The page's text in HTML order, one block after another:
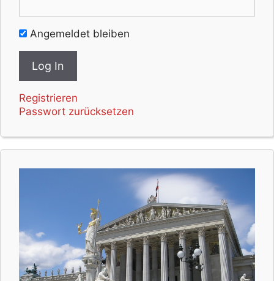
Angemeldet bleiben
Registrieren
Passwort zurücksetzen